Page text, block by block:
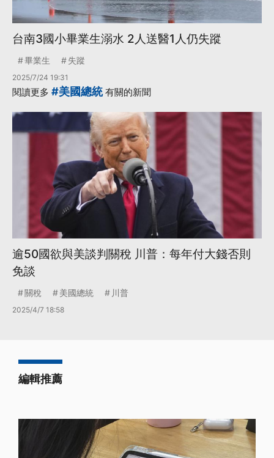
台南3國小畢業生溺水 2人送醫1人仍失蹤
畢業生 失蹤
2025/7/24 19:31
閱讀更多 #美國總統有關的新聞
逾50國欲與美談判關稅 川普：每年付大錢否則
免談
關稅 美國總統 川普
2025/4/7 18:58
編輯推薦